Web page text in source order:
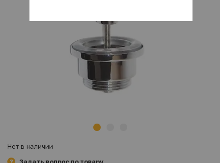
Нет в наличии